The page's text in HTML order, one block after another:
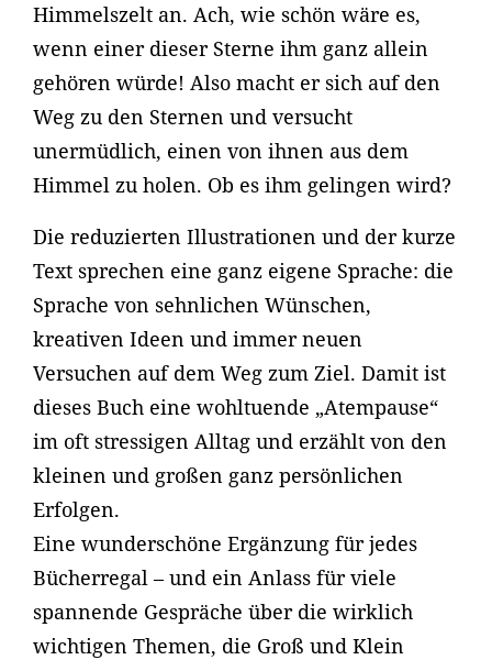
Himmelszelt an. Ach, wie schön wäre es,
wenn einer dieser Sterne ihm ganz allein
gehören würde! Also macht er sich auf den
Weg zu den Sternen und versucht
unermüdlich, einen von ihnen aus dem
Himmel zu holen. Ob es ihm gelingen wird?
Die reduzierten Illustrationen und der kurze
Text sprechen eine ganz eigene Sprache: die
Sprache von sehnlichen Wünschen,
kreativen Ideen und immer neuen
Versuchen auf dem Weg zum Ziel. Damit ist
dieses Buch eine wohltuende „Atempause“
im oft stressigen Alltag und erzählt von den
kleinen und großen ganz persönlichen
Erfolgen.
Eine wunderschöne Ergänzung für jedes
Bücherregal – und ein Anlass für viele
spannende Gespräche über die wirklich
wichtigen Themen, die Groß und Klein